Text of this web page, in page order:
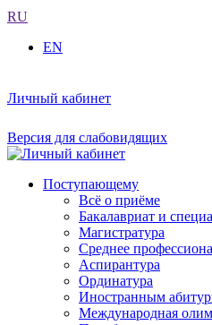
RU
EN
Личный кабинет
Версия для слабовидящих
Поступающему
Всё о приёме
Бакалавриат и
Магистратура
Среднее
Аспирантура
Ординатура
Иностранным
Международная